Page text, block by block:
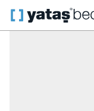
Anasayfa Yataş Mini